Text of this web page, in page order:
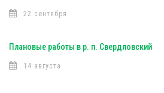
22 сентября
Плановые работы в р. п. Свердловский
14 августа